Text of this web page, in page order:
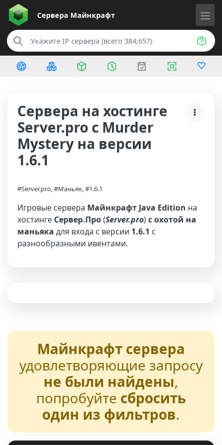
Сервера Майнкрафт
Сервера на хостинге
Server.pro с Murder
Mystery на версии
1.6.1
#Server.pro, #Маньяк, #1.6.1
Игровые сервера Майнкрафт Java Edition на
хостинге Сервер.Про(Server.pro)с охотой на
маньяка для входа с версии 1.6.1 с
разнообразными ивентами.
Майнкрафт сервера
удовлетворяющие запросу
не были найдены,
попробуйте сбросить
один из фильтров.